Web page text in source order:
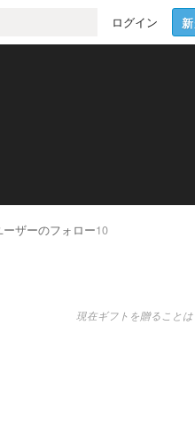
ログイン
ーザーのフォロー10
現在ギフトを贈ること